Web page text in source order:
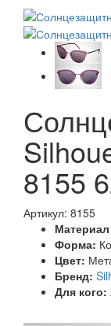
8155
Артикул: 8155
Форма:
Цвет:
Бренд:
Для кого: